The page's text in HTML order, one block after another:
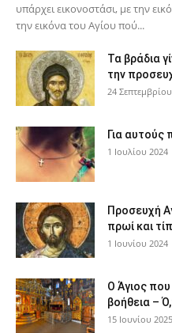
υπάρχει εικονοστάσι, με την
την εικόνα του Αγίου πού...
Τα βράδια
την
24
Για αυτούς
1 Ιουλίου 2024
Προσευχή
πρωί και
1 Ιουνίου 2024
Ο Άγιος
βοήθεια –
15 Ιουνίου 2025